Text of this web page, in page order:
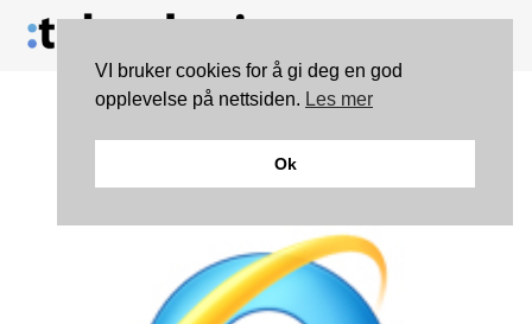
IE 10 Platform Preview 4
klar for testing
VI bruker cookies for å gi deg en god
opplevelse på nettsiden. Les mer
Ok